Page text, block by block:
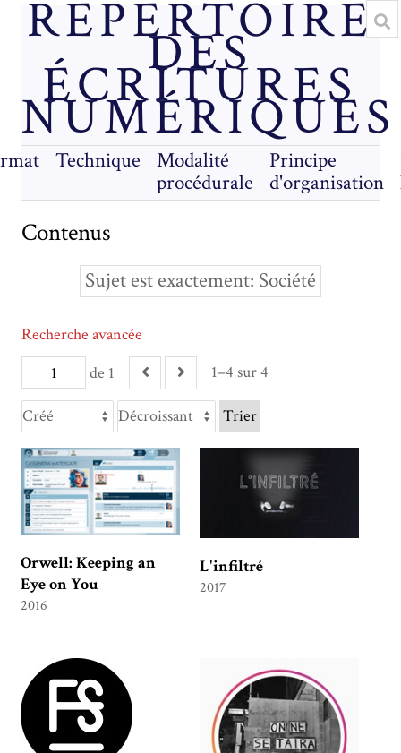
RÉPERTOIRE
DES
ÉCRITURES
NUMÉRIQUES
Technique
Modalité
procédurale
Principe
d'organisation
Contenus
Sujet est exactement Société
de 1 1–4 sur 4
Recherche avancée
Trier
Orwell: Keeping an
Eye on You
2016
L'infiltré
2017